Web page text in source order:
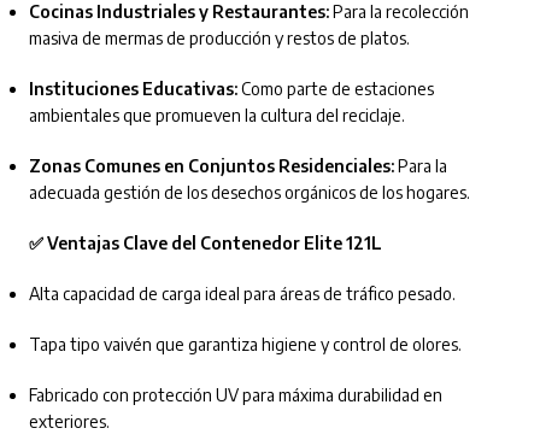
Cocinas Industriales y Restaurantes:Para la recolección
masiva de mermas de producción y restos de platos.
Instituciones Educativas:Como parte de estaciones
ambientales que promueven la cultura del reciclaje.
Zonas Comunes en Conjuntos Residenciales:Para la
adecuada gestión de los desechos orgánicos de los hogares.
✅ Ventajas Clave del Contenedor Elite 121L
Alta capacidad de carga ideal para áreas de tráfico pesado.
Tapa tipo vaivén que garantiza higiene y control de olores.
Fabricado con protección UV para máxima durabilidad en
exteriores.